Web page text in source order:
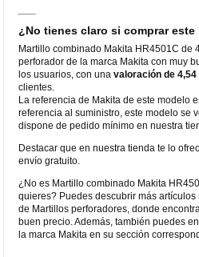
¿No tienes claro si comprar
Martillo combinado Makita HR4501C de
perforador de la marca Makita con muy
los usuarios, con unavaloración de
clientes.
La referencia de Makita de este modelo
referencia al suministro, este modelo se
dispone de pedido mínimo en nuestra
Destacar que en nuestra tienda te lo
envío gratuito.
¿No es Martillo combinado Makita
quieres? Puedes descubrir más
de Martillos perforadores, donde
buen precio. Además, también puedes
la marca Makita en su sección